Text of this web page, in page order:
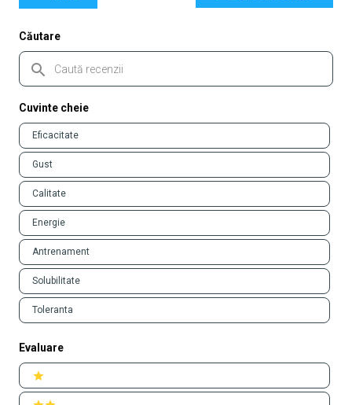
Căutare
Caută
recenzii
Cuvinte cheie
Keywords
Eficacitate
Gust
Calitate
Energie
Antrenament
Solubilitate
Toleranta
Evaluare
Ratings
1 stars